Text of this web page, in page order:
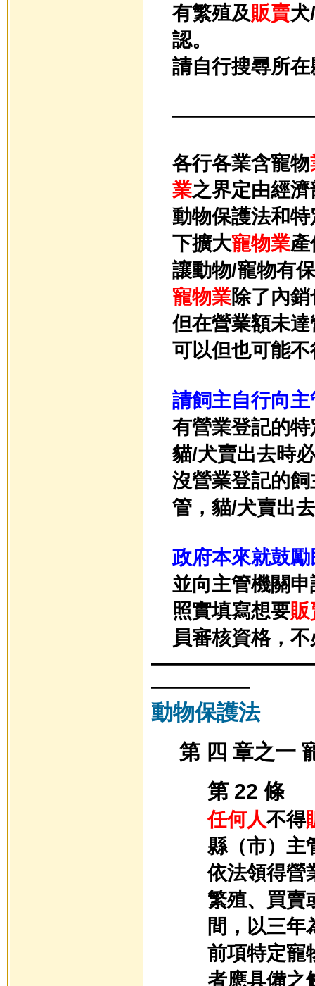
有繁殖及販賣犬
認。
請自行搜尋所
各行各業含寵物
業之界定由經
動物保護法和
下擴大寵物業產
讓動物/寵物有
寵物業除了內銷
但在營業額未達
可以但也可能不
請飼主自行向
有營業登記的
貓/犬賣出去時
沒營業登記的
管， 貓/犬賣出
政府本來就鼓
並向主管機關申
照實填寫想要販
員審核資格，
—————
動物保護法
第 四 章之一
第 22 條
任何人不得
縣（市）主
依法領得營
繁殖、買賣
間，以三年
前項特定寵
者應具備之